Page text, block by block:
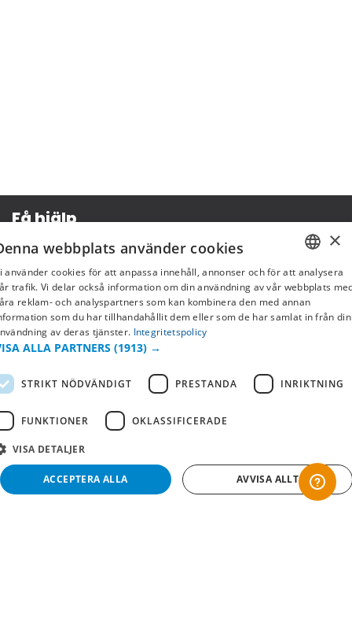
Få hjälp
Köpvillkor
Leverans & betalning
Returer & byten
Vanliga frågor
Om oss
Företagsinformation
SWEDISH
FI
×
webbplats använder cookies
använder cookies för att anpassa innehåll, annonser och för att analysera
trafik. Vi delar också information om din användning av vår webbplats
reklam- och analyspartners som kan kombinera den med annan
som du har tillhandahållit dem eller som de har samlat in från din
av deras tjänster. Integritetspolicy
ALLA PARTNERS (1913) →
STRIKT NÖDVÄNDIGT PRESTANDA INRIKTNING
FUNKTIONER OKLASSIFICERADE
VISA DETALJER
ACCEPTERA ALLA AVVISA ALLT